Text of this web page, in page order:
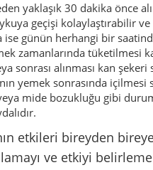
yaklaşık 30 dakika önce
geçişi kolaylaştırabilir
ise günün herhangi bir
zamanlarında tüketilmesi
sonrası alınması kan
yemek sonrasında
veya mide bozukluğu gibi
etkileri bireyden
ve etkiyi